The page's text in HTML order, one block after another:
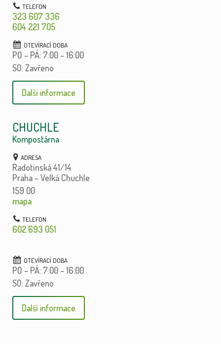
323 607 336
604 221 705
PO – PÁ: 7:00 – 16:00
SO: Zavřeno
Další informace
CHUCHLE
Kompostárna
Radotínská 41/14
Praha – Velká Chuchle
159 00
mapa
602 693 051
PO – PÁ: 7:00 – 16:00
SO: Zavřeno
Další informace